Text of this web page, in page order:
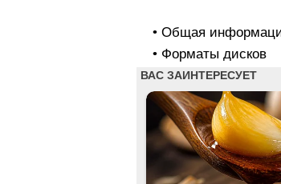
• Общая
• Форматы дисков